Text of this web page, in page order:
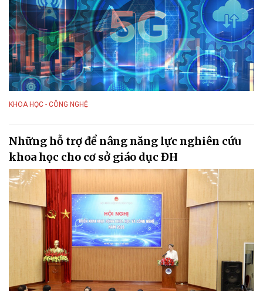
KHOA HỌC - CÔNG NGHỆ
Những hỗ trợ để nâng năng lực nghiên cứu
khoa học cho cơ sở giáo dục ĐH